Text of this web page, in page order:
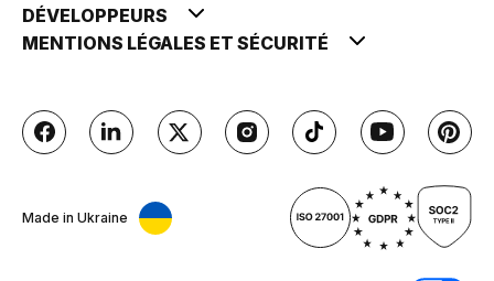
DÉVELOPPEURS
MENTIONS LÉGALES ET SÉCURITÉ
Made in Ukraine